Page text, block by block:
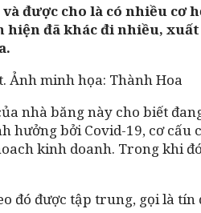
được cho là có nhiều cơ
đã khác đi nhiều,
Ảnh minh họa: Thành Hoa
nhà băng này cho biết
hưởng bởi Covid-19, cơ
kinh doanh. Trong khi
được tập trung, gọi là tín